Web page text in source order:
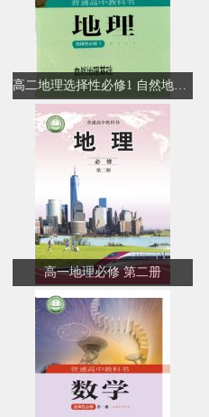
高二地理选择性必修1 自然地理基础
高一地理必修 第二册